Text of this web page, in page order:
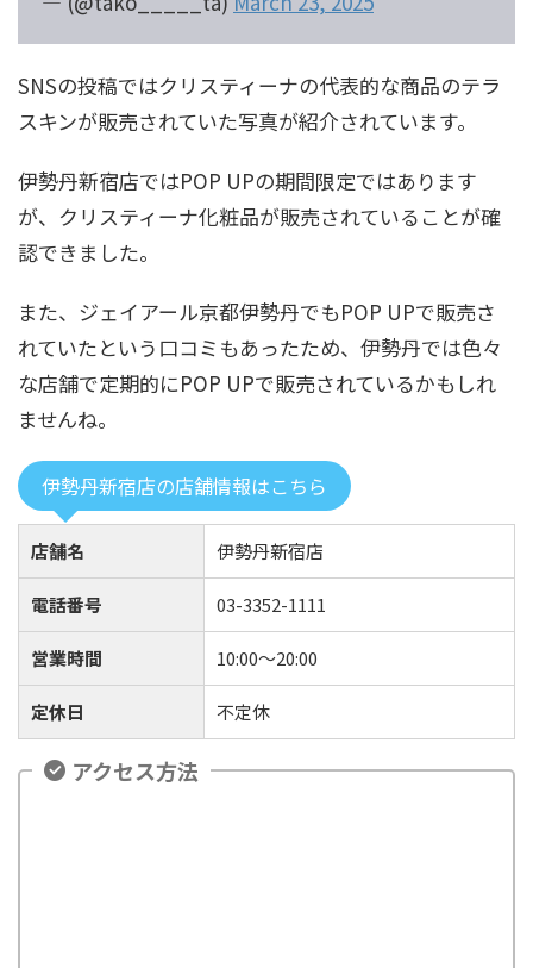
SNSの投稿ではクリスティーナの代表的な商品のテラ
スキンが販売されていた写真が紹介されています。
伊勢丹新宿店ではPOP UPの期間限定ではあります
が、クリスティーナ化粧品が販売されていることが確
認できました。
また、ジェイアール京都伊勢丹でもPOP UPで販売さ
れていたという口コミもあったため、伊勢丹では色々
な店舗で定期的にPOP UPで販売されているかもしれ
ませんね。
伊勢丹新宿店の店舗情報はこちら
店舗名 伊勢丹新宿店
電話番号 03-3352-1111
営業時間 10:00〜20:00
定休日 不定休
アクセス方法